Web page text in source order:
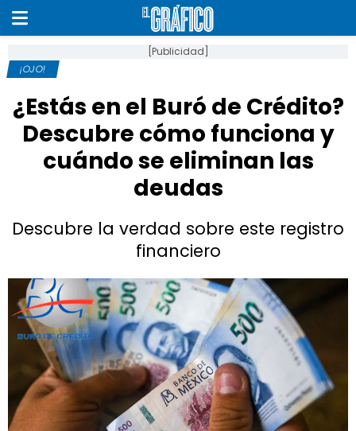
[Publicidad]
¡OJO!
¿Estás en el Buró de Crédito?
Descubre cómo funciona y
cuándo se eliminan las
deudas
Descubre la verdad sobre este registro
financiero